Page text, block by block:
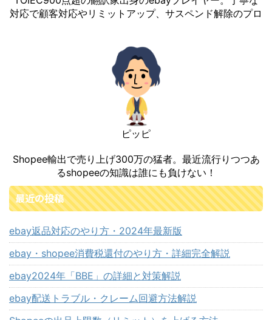
対応で顧客対応やリミットアップ、サスペンド解除のプロ
ピッピ
Shopee輸出で売り上げ300万の猛者。最近流行りつつあ
るshopeeの知識は誰にも負けない！
最近の投稿
ebay返品対応のやり方・2024年最新版
ebay・shopee消費税還付のやり方・詳細完全解説
ebay2024年「BBE」の詳細と対策解説
ebay配送トラブル・クレーム回避方法解説